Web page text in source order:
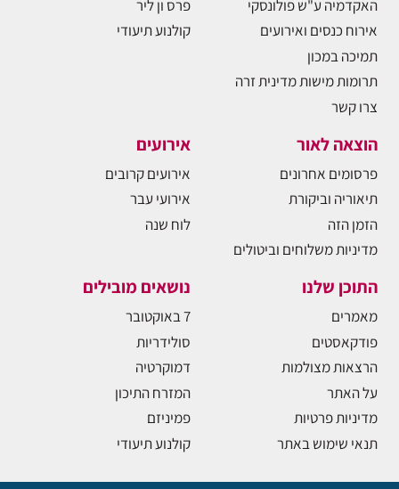
האקדמיה ע"ש פולונסקי
אירוח כנסים ואירועים
תמיכה במכון
תרומות מישות מדינית זרה
צרו קשר
פרס ון ליר
קולנוע תיעודי
הוצאה לאור
פרסומים אחרונים
תיאוריה וביקורת
הזמן הזה
מדיניות משלוחים וביטולים
אירועים
אירועים קרובים
אירועי עבר
לוח שנה
התוכן שלנו
מאמרים
פודקאסטים
הרצאות מצולמות
על האתר
מדיניות פרטיות
תנאי שימוש באתר
נושאים מובילים
7 באוקטובר
סולידריות
דמוקרטיה
המזרח התיכון
פמיניזם
קולנוע תיעודי